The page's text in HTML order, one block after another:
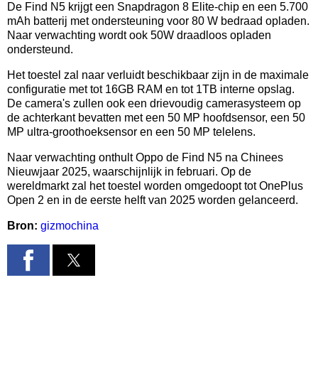
De Find N5 krijgt een Snapdragon 8 Elite-chip en een 5.700
mAh batterij met ondersteuning voor 80 W bedraad opladen.
Naar verwachting wordt ook 50W draadloos opladen
ondersteund.
Het toestel zal naar verluidt beschikbaar zijn in de maximale
configuratie met tot 16GB RAM en tot 1TB interne opslag.
De camera's zullen ook een drievoudig camerasysteem op
de achterkant bevatten met een 50 MP hoofdsensor, een 50
MP ultra-groothoeksensor en een 50 MP telelens.
Naar verwachting onthult Oppo de Find N5 na Chinees
Nieuwjaar 2025, waarschijnlijk in februari. Op de
wereldmarkt zal het toestel worden omgedoopt tot OnePlus
Open 2 en in de eerste helft van 2025 worden gelanceerd.
Bron: gizmochina